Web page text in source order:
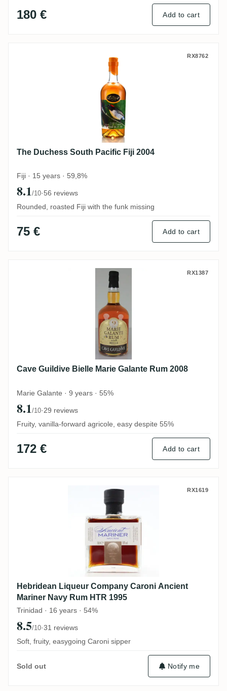
180 € Add to cart
The Duchess South Pacific Fiji 2004RX8762
The Duchess South Pacific Fiji 2004
Fiji · 15 years · 59,8%
8.1/10·56 reviews
Rounded, roasted Fiji with the funk missing
75 € Add to cart
Cave Guildive Bielle Marie Galante Rum
RX1387
Cave Guildive Bielle Marie Galante Rum 2008
Marie Galante · 9 years · 55%
8.1/10·29 reviews
Fruity, vanilla-forward agricole, easy despite 55%
172 € Add to cart
Hebridean Liqueur Company CaroniRX1619
Hebridean Liqueur Company Caroni Ancient
Mariner Navy Rum HTR 1995
Trinidad · 16 years · 54%
8.5/10·31 reviews
Soft, fruity, easygoing Caroni sipper
Sold out Notify me